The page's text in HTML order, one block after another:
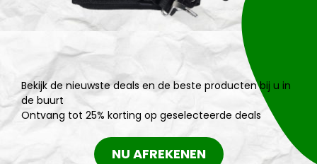
Bekijk de nieuwste deals en de beste producten bij u in
de buurt
Ontvang tot 25% korting op geselecteerde deals
NU AFREKENEN